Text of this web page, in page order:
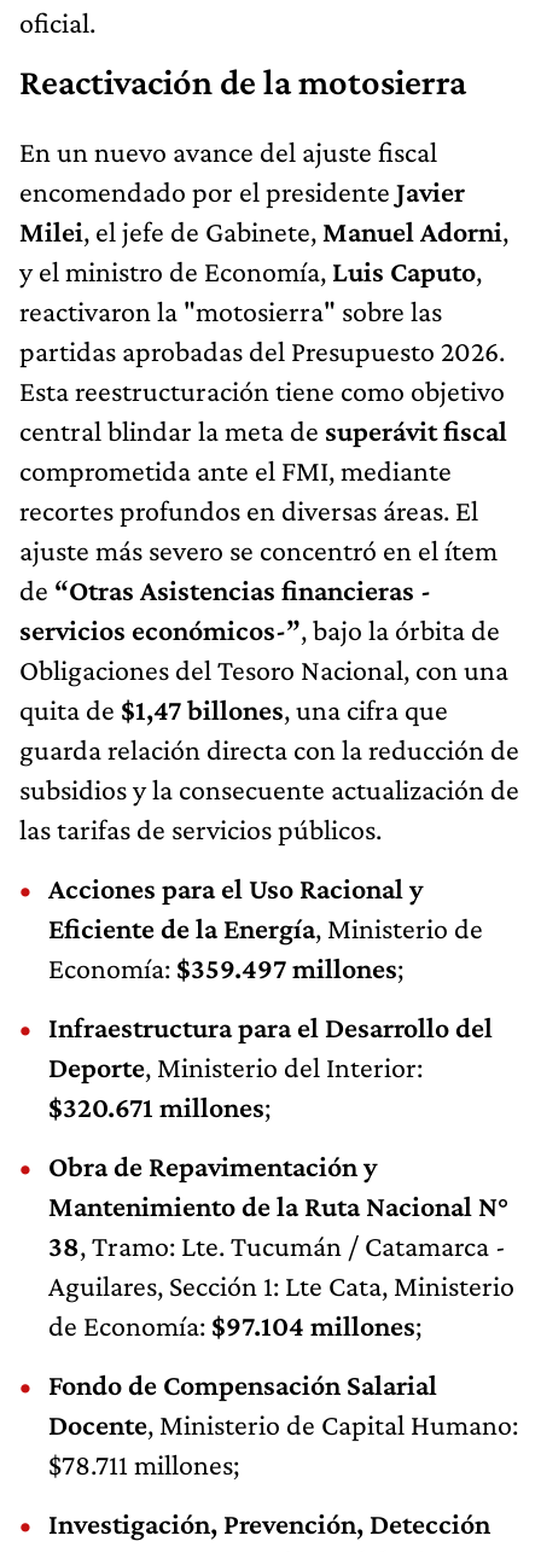
oficial.
Reactivación de la motosierra
En un nuevo avance del ajuste fiscal
encomendado por el presidente Javier
Milei, el jefe de Gabinete, Manuel Adorni,
y el ministro de Economía, Luis Caputo,
reactivaron la "motosierra" sobre las
partidas aprobadas del Presupuesto 2026.
Esta reestructuración tiene como objetivo
central blindar la meta de superávit fiscal
comprometida ante el FMI, mediante
recortes profundos en diversas áreas. El
ajuste más severo se concentró en el ítem
de “Otras Asistencias financieras -
servicios económicos-”, bajo la órbita de
Obligaciones del Tesoro Nacional, con una
quita de $1,47 billones, una cifra que
guarda relación directa con la reducción de
subsidios y la consecuente actualización de
las tarifas de servicios públicos.
Acciones para el Uso Racional y
Eficiente de la Energía, Ministerio de
Economía: $359.497 millones;
Infraestructura para el Desarrollo del
Deporte, Ministerio del Interior:
$320.671 millones;
Obra de Repavimentación y
Mantenimiento de la Ruta Nacional N°
38, Tramo: Lte. Tucumán / Catamarca -
Aguilares, Sección 1: Lte Cata, Ministerio
de Economía: $97.104 millones;
Fondo de Compensación Salarial
Docente, Ministerio de Capital Humano:
$78.711 millones;
Investigación, Prevención, Detección